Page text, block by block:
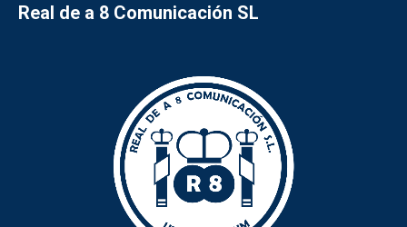
Real de a 8 Comunicación SL